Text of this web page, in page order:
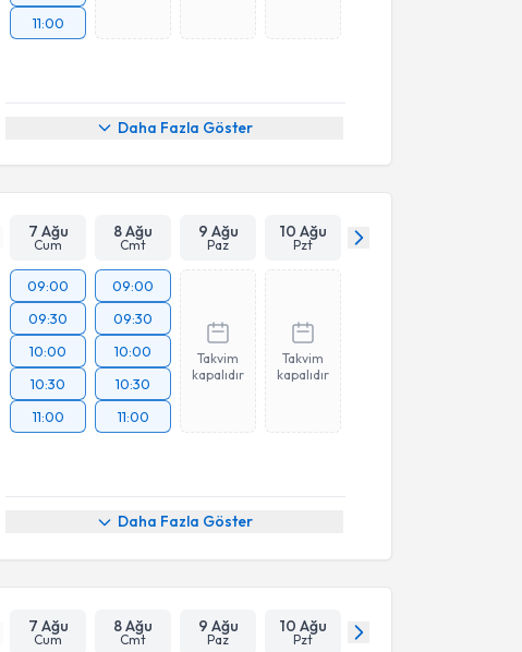
11:00
Daha Fazla Göster
7 Ağu
Cum
8 Ağu
Cmt
9 Ağu
Paz
10 Ağu
Pzt
09:00
09:30
10:00
10:30
11:00
09:00
09:30
10:00
10:30
11:00
Takvim
kapalıdır
Takvim
kapalıdır
Daha Fazla Göster
7 Ağu
Cum
8 Ağu
Cmt
9 Ağu
Paz
10 Ağu
Pzt